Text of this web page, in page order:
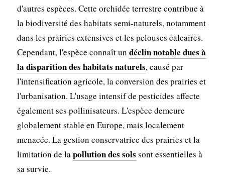
d'autres espèces. Cette orchidée terrestre contribue à
la biodiversité des habitats semi-naturels, notamment
dans les prairies extensives et les pelouses calcaires.
Cependant, l'espèce connaît un déclin notable dues à
la disparition des habitats naturels, causé par
l'intensification agricole, la conversion des prairies et
l'urbanisation. L'usage intensif de pesticides affecte
également ses pollinisateurs. L'espèce demeure
globalement stable en Europe, mais localement
menacée. La gestion conservatrice des prairies et la
limitation de lapollution des sols sont essentielles à
sa survie.